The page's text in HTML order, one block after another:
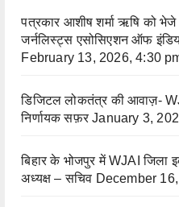
पत्रकार आशीष शर्मा ऋषि को भेजे
जर्नलिस्ट्स एसोसिएशन ऑफ
February 13, 2026, 4:30
डिजिटल लोकतंत्र की आवाज़-
निर्णायक सफ़र January 3,
बिहार के भोजपुर में WJAI जिला
अध्यक्ष – सचिव December